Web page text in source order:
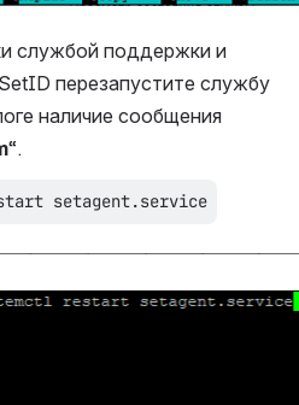
службой поддержки и
SetID перезапустите службу
наличие сообщения
“.
setagent.service